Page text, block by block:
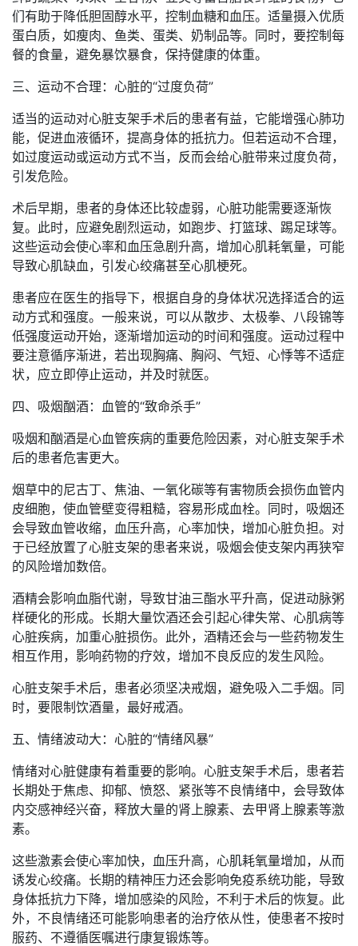
们有助于降低胆固醇水平，控制血糖和血压。适量摄入优质
蛋白质，如瘦肉、鱼类、蛋类、奶制品等。同时，要控制每
餐的食量，避免暴饮暴食，保持健康的体重。
三、运动不合理：心脏的“过度负荷”
适当的运动对心脏支架手术后的患者有益，它能增强心肺功
能，促进血液循环，提高身体的抵抗力。但若运动不合理，
如过度运动或运动方式不当，反而会给心脏带来过度负荷，
引发危险。
术后早期，患者的身体还比较虚弱，心脏功能需要逐渐恢
复。此时，应避免剧烈运动，如跑步、打篮球、踢足球等。
这些运动会使心率和血压急剧升高，增加心肌耗氧量，可能
导致心肌缺血，引发心绞痛甚至心肌梗死。
患者应在医生的指导下，根据自身的身体状况选择适合的运
动方式和强度。一般来说，可以从散步、太极拳、八段锦等
低强度运动开始，逐渐增加运动的时间和强度。运动过程中
要注意循序渐进，若出现胸痛、胸闷、气短、心悸等不适症
状，应立即停止运动，并及时就医。
四、吸烟酗酒：血管的“致命杀手”
吸烟和酗酒是心血管疾病的重要危险因素，对心脏支架手术
后的患者危害更大。
烟草中的尼古丁、焦油、一氧化碳等有害物质会损伤血管内
皮细胞，使血管壁变得粗糙，容易形成血栓。同时，吸烟还
会导致血管收缩，血压升高，心率加快，增加心脏负担。对
于已经放置了心脏支架的患者来说，吸烟会使支架内再狭窄
的风险增加数倍。
酒精会影响血脂代谢，导致甘油三酯水平升高，促进动脉粥
样硬化的形成。长期大量饮酒还会引起心律失常、心肌病等
心脏疾病，加重心脏损伤。此外，酒精还会与一些药物发生
相互作用，影响药物的疗效，增加不良反应的发生风险。
心脏支架手术后，患者必须坚决戒烟，避免吸入二手烟。同
时，要限制饮酒量，最好戒酒。
五、情绪波动大：心脏的“情绪风暴”
情绪对心脏健康有着重要的影响。心脏支架手术后，患者若
长期处于焦虑、抑郁、愤怒、紧张等不良情绪中，会导致体
内交感神经兴奋，释放大量的肾上腺素、去甲肾上腺素等激
素。
这些激素会使心率加快，血压升高，心肌耗氧量增加，从而
诱发心绞痛。长期的精神压力还会影响免疫系统功能，导致
身体抵抗力下降，增加感染的风险，不利于术后的恢复。此
外，不良情绪还可能影响患者的治疗依从性，使患者不按时
服药、不遵循医嘱进行康复锻炼等。